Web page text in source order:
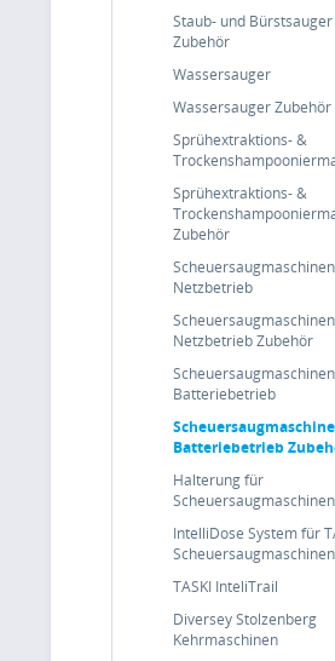
Staub- und Bürstsauger
Zubehör
Wassersauger
Wassersauger Zubehör
Sprühextraktions- &
Sprühextraktions- &
Zubehör
Scheuersaugmaschinen
Netzbetrieb
Scheuersaugmaschinen
Netzbetrieb Zubehör
Scheuersaugmaschinen
Batteriebetrieb
Batteriebetrieb
Halterung für
Scheuersaugmaschinen
IntelliDose System für
Scheuersaugmaschinen
TASKI InteliTrail
Diversey Stolzenberg
Kehrmaschinen